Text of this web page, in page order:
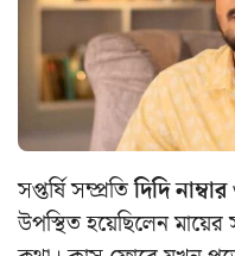
সপ্তর্ষি সম্প্রতিদিদি
উপস্থিত হয়েছিলেন